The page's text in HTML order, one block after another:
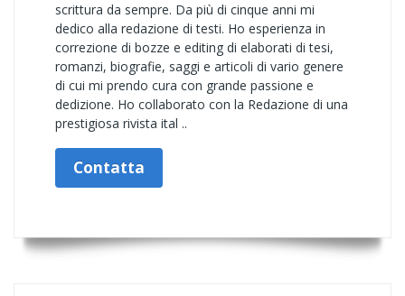
scrittura da sempre. Da più di cinque anni mi
dedico alla redazione di testi. Ho esperienza in
correzione di bozze e editing di elaborati di tesi,
romanzi, biografie, saggi e articoli di vario genere
di cui mi prendo cura con grande passione e
dedizione. Ho collaborato con la Redazione di una
prestigiosa rivista ital ..
Contatta